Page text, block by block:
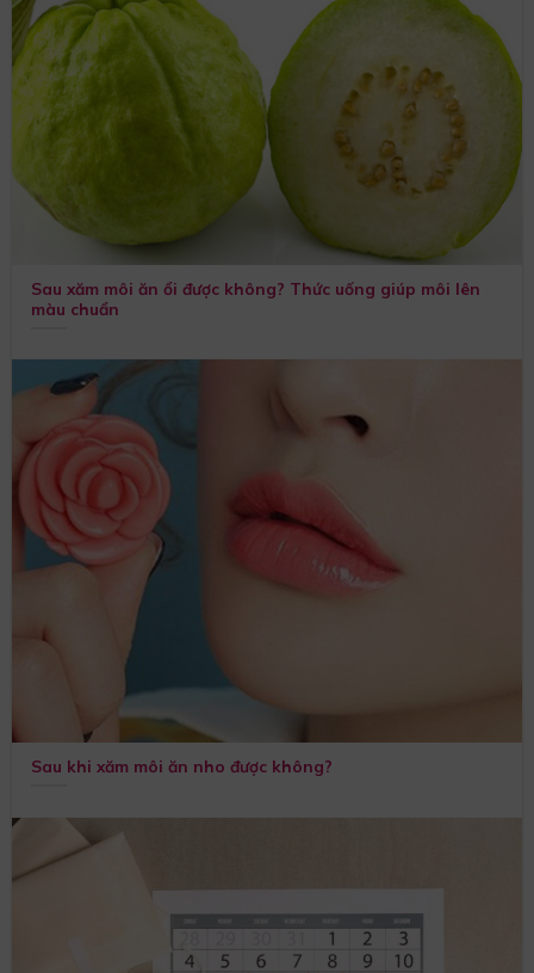
Sau xăm môi ăn ổi được không? Thức uống giúp môi lên
màu chuẩn
Sau khi xăm môi ăn nho được không?